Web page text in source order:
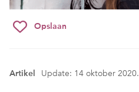
Opslaan
Artikel Update: 14 oktober 2020.